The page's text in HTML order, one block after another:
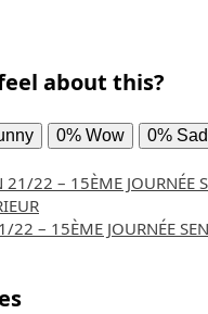
about this?
0% Wow 0% Sad
21/22 – 15ÈME JOURNÉE
22 – 15ÈME JOURNÉE